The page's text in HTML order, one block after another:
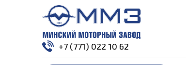
+7 (771) 022 10 62